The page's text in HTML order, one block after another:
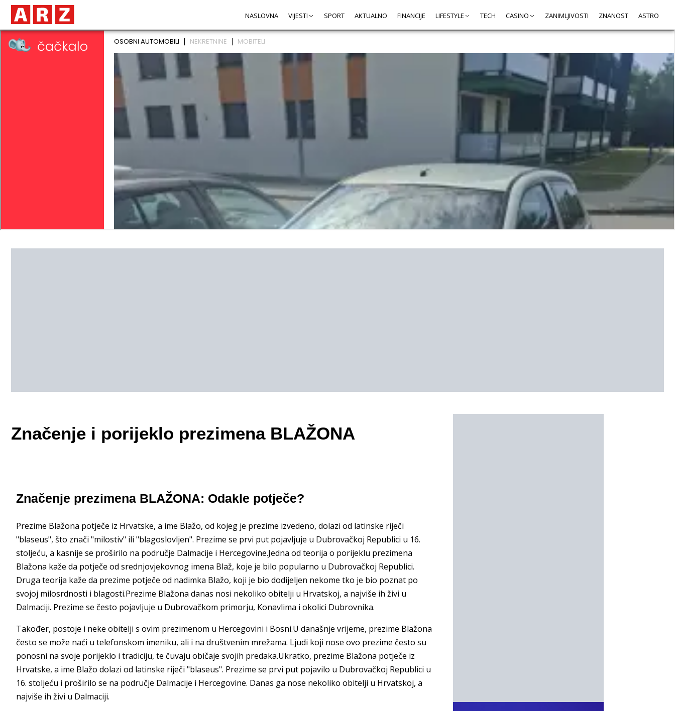
NASLOVNA VIJESTI SPORT AKTUALNO FINANCIJE LIFESTYLE TECH CASINO ZANIMLJIVOSTI ZNANOST ASTRO
Značenje i porijeklo prezimena BLAŽONA
Značenje prezimena BLAŽONA: Odakle potječe?
Prezime Blažona potječe iz Hrvatske, a ime Blažo, od kojeg je prezime izvedeno, dolazi od latinske riječi
"blaseus", što znači "milostiv" ili "blagoslovljen". Prezime se prvi put pojavljuje u Dubrovačkoj Republici u 16.
stoljeću, a kasnije se proširilo na područje Dalmacije i Hercegovine.Jedna od teorija o porijeklu prezimena
Blažona kaže da potječe od srednjovjekovnog imena Blaž, koje je bilo popularno u Dubrovačkoj Republici.
Druga teorija kaže da prezime potječe od nadimka Blažo, koji je bio dodijeljen nekome tko je bio poznat po
svojoj milosrdnosti i blagosti.Prezime Blažona danas nosi nekoliko obitelji u Hrvatskoj, a najviše ih živi u
Dalmaciji. Prezime se često pojavljuje u Dubrovačkom primorju, Konavlima i okolici Dubrovnika.
Također, postoje i neke obitelji s ovim prezimenom u Hercegovini i Bosni.U današnje vrijeme, prezime Blažona
često se može naći u telefonskom imeniku, ali i na društvenim mrežama. Ljudi koji nose ovo prezime često su
ponosni na svoje porijeklo i tradiciju, te čuvaju običaje svojih predaka.Ukratko, prezime Blažona potječe iz
Hrvatske, a ime Blažo dolazi od latinske riječi "blaseus". Prezime se prvi put pojavilo u Dubrovačkoj Republici u
16. stoljeću i proširilo se na područje Dalmacije i Hercegovine. Danas ga nose nekoliko obitelji u Hrvatskoj, a
najviše ih živi u Dalmaciji.